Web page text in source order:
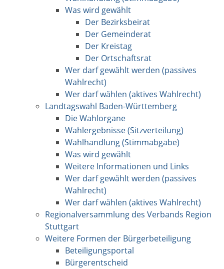
Was wird gewählt
Der Bezirksbeirat
Der Gemeinderat
Der Kreistag
Der Ortschaftsrat
Wer darf gewählt werden (passives
Wahlrecht)
Wer darf wählen (aktives Wahlrecht)
Landtagswahl Baden-Württemberg
Die Wahlorgane
Wahlergebnisse (Sitzverteilung)
Wahlhandlung (Stimmabgabe)
Was wird gewählt
Weitere Informationen und Links
Wer darf gewählt werden (passives
Wahlrecht)
Wer darf wählen (aktives Wahlrecht)
Regionalversammlung des Verbands Region
Stuttgart
Weitere Formen der Bürgerbeteiligung
Beteiligungsportal
Bürgerentscheid